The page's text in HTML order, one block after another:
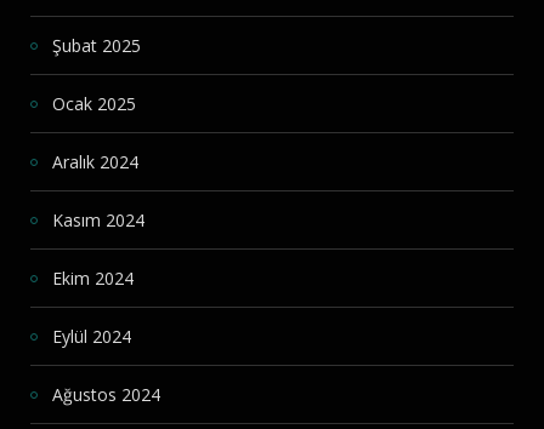
Şubat 2025
Ocak 2025
Aralık 2024
Kasım 2024
Ekim 2024
Eylül 2024
Ağustos 2024